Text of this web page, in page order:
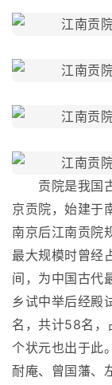
贡院是我国古
京贡院，始建于
南京后江南贡院
最大规模时曾经
间，为中国古代
乡试中举后经殿
名，共计58名，
个状元也出于此
耐庵、曾国藩、